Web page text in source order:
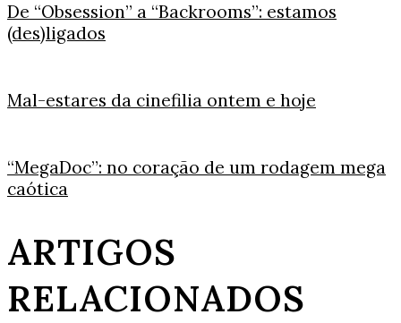
De “Obsession” a “Backrooms”: estamos
(des)ligados
Mal-estares da cinefilia ontem e hoje
“MegaDoc”: no coração de um rodagem mega
caótica
ARTIGOS
RELACIONADOS